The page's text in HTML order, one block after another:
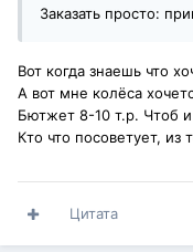
Заказать просто:
Вот когда знаешь что
А вот мне колёса
Бютжет 8-10 т.р. Чтоб и
Кто что посоветует, из
Цитата